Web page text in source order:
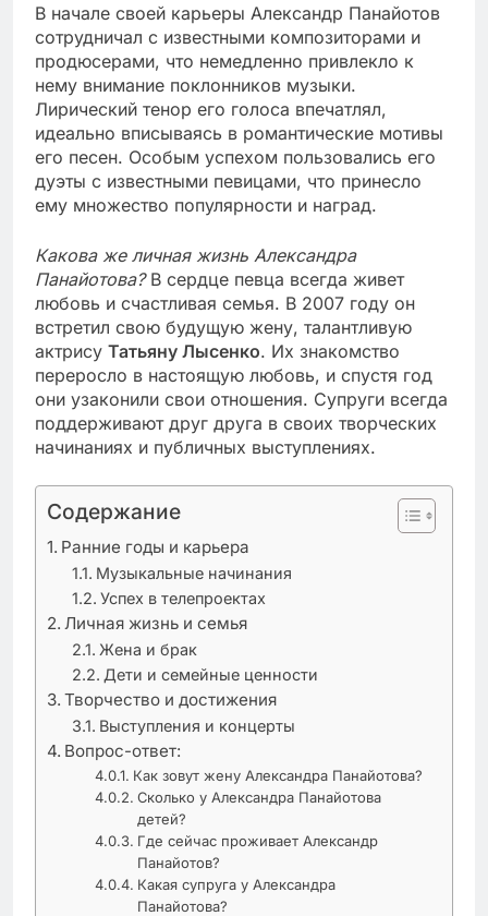
В начале своей карьеры Александр Панайотов
сотрудничал с известными композиторами и
продюсерами, что немедленно привлекло к
нему внимание поклонников музыки.
Лирический тенор его голоса впечатлял,
идеально вписываясь в романтические мотивы
его песен. Особым успехом пользовались его
дуэты с известными певицами, что принесло
ему множество популярности и наград.
Какова же личная жизнь Александра
Панайотова?В сердце певца всегда живет
любовь и счастливая семья. В 2007 году он
встретил свою будущую жену, талантливую
актрису Татьяну Лысенко. Их знакомство
переросло в настоящую любовь, и спустя год
они узаконили свои отношения. Супруги всегда
поддерживают друг друга в своих творческих
начинаниях и публичных выступлениях.
Содержание
Ранние годы и карьера
Музыкальные начинания
Успех в телепроектах
Личная жизнь и семья
Жена и брак
Дети и семейные ценности
Творчество и достижения
Выступления и концерты
Вопрос-ответ:
Как зовут жену Александра Панайотова?
Сколько у Александра Панайотова
детей?
Где сейчас проживает Александр
Панайотов?
Какая супруга у Александра
Панайотова?